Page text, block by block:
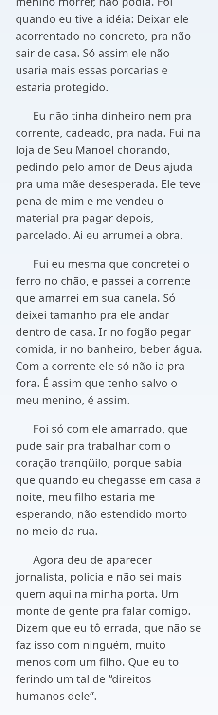
quando eu tive a idéia: Deixar ele
acorrentado no concreto, pra não
sair de casa. Só assim ele não
usaria mais essas porcarias e
estaria protegido.
Eu não tinha dinheiro nem pra
corrente, cadeado, pra nada. Fui na
loja de Seu Manoel chorando,
pedindo pelo amor de Deus ajuda
pra uma mãe desesperada. Ele teve
pena de mim e me vendeu o
material pra pagar depois,
parcelado. Ai eu arrumei a obra.
Fui eu mesma que concretei o
ferro no chão, e passei a corrente
que amarrei em sua canela. Só
deixei tamanho pra ele andar
dentro de casa. Ir no fogão pegar
comida, ir no banheiro, beber água.
Com a corrente ele só não ia pra
fora. É assim que tenho salvo o
meu menino, é assim.
Foi só com ele amarrado, que
pude sair pra trabalhar com o
coração tranqüilo, porque sabia
que quando eu chegasse em casa a
noite, meu filho estaria me
esperando, não estendido morto
no meio da rua.
Agora deu de aparecer
jornalista, policia e não sei mais
quem aqui na minha porta. Um
monte de gente pra falar comigo.
Dizem que eu tô errada, que não se
faz isso com ninguém, muito
menos com um filho. Que eu to
ferindo um tal de “direitos
humanos dele”.